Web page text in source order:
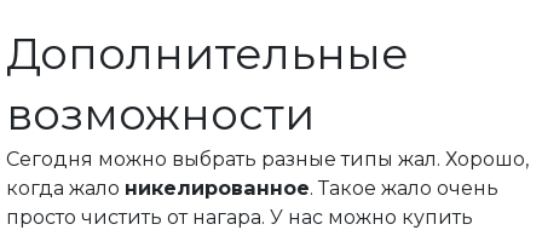
Дополнительные
возможности
Сегодня можно выбрать разные типы жал. Хорошо,
когда жало никелированное. Такое жало очень
просто чистить от нагара. У нас можно купить